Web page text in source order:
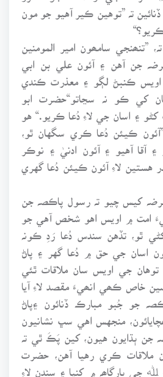
ڏنائين تہ ”توهين ڪير آهيو جو مون
ڪريو؟“
”تنھنجي سامھون امير المومنين
جن آهن ۽ آئون علي بن ابي
اويس ڪنبڻ لڳو ۽ معذرت ڪندي
کي ڪو نہ سڃاتو“حضرت ابو
۽ اسان جي لاءِ دُعا ڪريو.“ هو
”آئون ڪيئن دُعا ڪري سگهان ٿو،
۽ آقا آهيو ۽ آئون ادنيٰ ۽ نوڪر
هستين لاءِ آئون ڪيئن دُعا گهري
کيس چيو تہ رسول پاڪصہ جن
امت ۾ اويس اهو شخص آهي جو
ٿو، تڏهن سندس دُعا رَدِ ڪونہ
اسان جي حق ۾ دُعا گهر ۽ پاڻ
توهان جي اويس سان ملاقات ٿئي
خاص ڪھي انھيءَ مقصد لاءِ آيا
جو جُبو مبارڪ ڏنائون ۽پاڻ
منجهس اهي سڀ نشانيون
جن ٻڌايون هيون، کين پَڪَ ٿي تہ
ملاقات ڪري رهيا آهن، حضرت
ﷲ جي بارگاھہ ۾ کنيا ۽ سندن لاءِ